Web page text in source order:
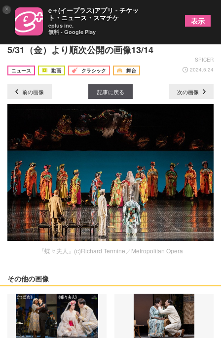
プッチーニ没後100周年に『つばめ』『蝶々夫人』
5/31（金）より順次公開の画像13/14
SPICER
ニュース
動画 クラシック 舞台 2024.5.24
前の画像 記事に戻る 次の画像
『蝶々夫人』(c)Richard Termine／Metropolitan Opera
その他の画像
× e＋(イープラス)アプリ - チケッ
ト・ニュース・スマチケ
eplus inc.
無料 - Google Play
表示